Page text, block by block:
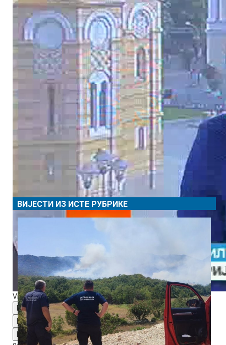
Video Player is loading.
Play Video
Play
Mute
ВИЈЕСТИ ИЗ ИСТЕ РУБРИКЕ